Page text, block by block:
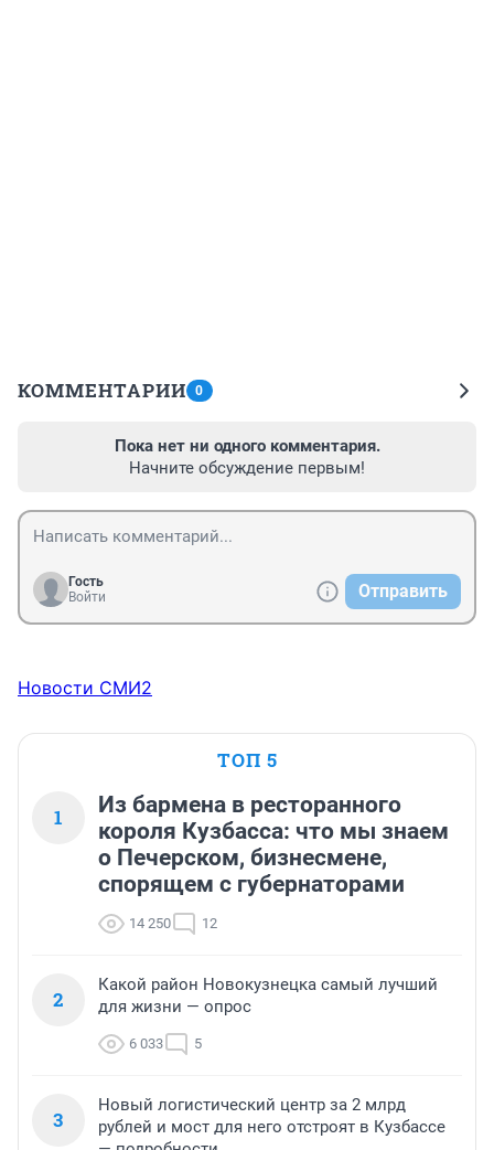
КОММЕНТАРИИ 0
Пока нет ни одного комментария.
Начните обсуждение первым!
Гость
Войти
Отправить
Новости СМИ2
ТОП 5
1
Из бармена в ресторанного
короля Кузбасса: что мы знаем
о Печерском, бизнесмене,
спорящем с губернаторами
14 250 12
2
Какой район Новокузнецка самый лучший
для жизни — опрос
6 033 5
3
Новый логистический центр за 2 млрд
рублей и мост для него отстроят в Кузбассе